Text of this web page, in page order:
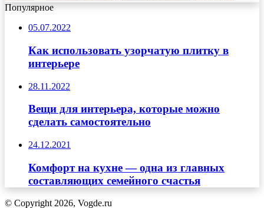
Популярное
05.07.2022
Как использовать узорчатую плитку в
интерьере
28.11.2022
Вещи для интерьера, которые можно
сделать самостоятельно
24.12.2021
Комфорт на кухне — одна из главных
составляющих семейного счастья
© Copyright 2026, Vogde.ru